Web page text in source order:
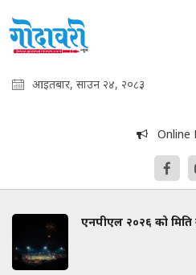
आइतबार, साउन २४, २०८३
Online
एनपीएल २०२६ को मिति